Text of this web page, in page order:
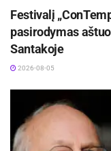
Festivalį
pasirodymas
Santakoje
2026-08-05